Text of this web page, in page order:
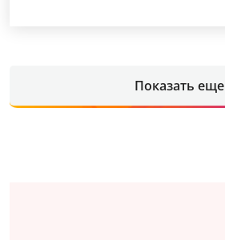
Показать еще